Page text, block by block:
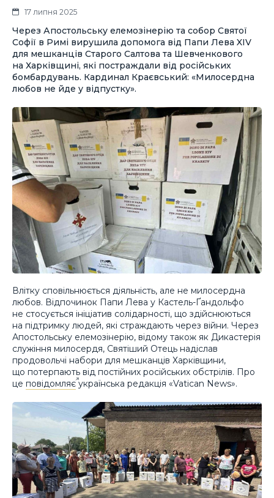
17 липня 2025
Через Апостольську елемозінерію та собор Святої
Софії в Римі вирушила допомога від Папи Лева XIV
для мешканців Старого Салтова та Шевченкового
на Харківщині, які постраждали від російських
бомбардувань. Кардинал Краєвський: «Милосердна
любов не йде у відпустку».
Влітку сповільнюється діяльність, але не милосердна
любов. Відпочинок Папи Лева у Кастель-Ґандольфо
не стосується ініціатив солідарності, що здійснюються
на підтримку людей, які страждають через війни. Через
Апостольську елемозінерію, відому також як Дикастерія
служіння милосердя, Святіший Отець надіслав
продовольчі набори для мешканців Харківщини,
що потерпають від постійних російських обстрілів. Про
це повідомляєукраїнська редакція «Vatican News».